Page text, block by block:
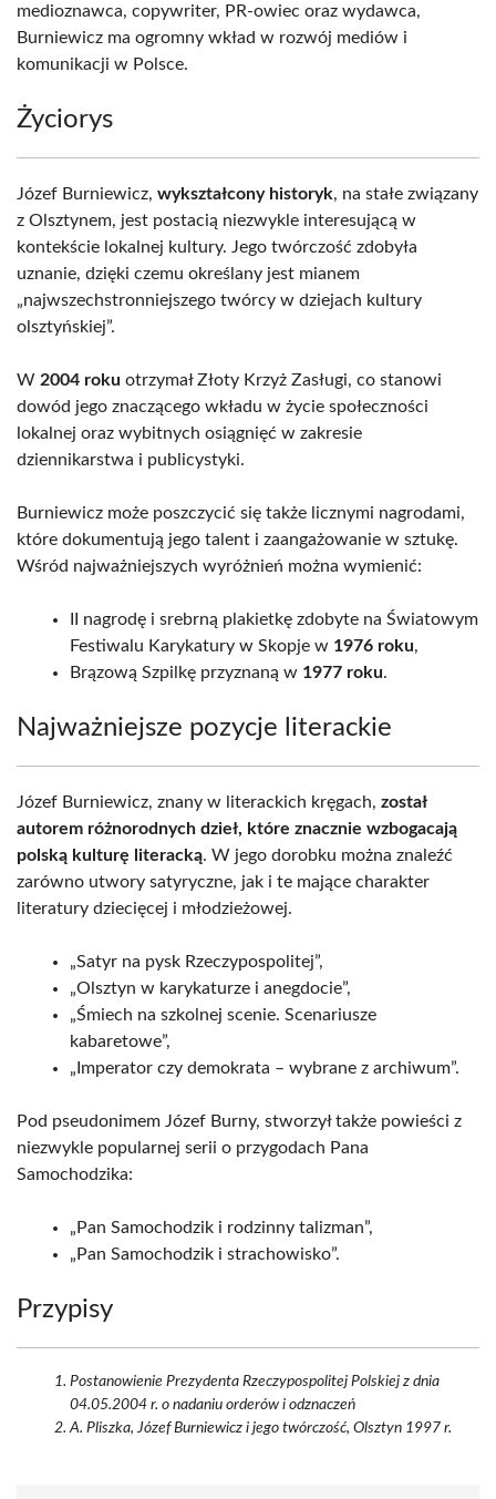
medioznawca, copywriter, PR-owiec oraz wydawca,
Burniewicz ma ogromny wkład w rozwój mediów i
komunikacji w Polsce.
Życiorys
Józef Burniewicz, wykształcony historyk, na stałe związany
z Olsztynem, jest postacią niezwykle interesującą w
kontekście lokalnej kultury. Jego twórczość zdobyła
uznanie, dzięki czemu określany jest mianem
„najwszechstronniejszego twórcy w dziejach kultury
olsztyńskiej”.
W 2004 roku otrzymał Złoty Krzyż Zasługi, co stanowi
dowód jego znaczącego wkładu w życie społeczności
lokalnej oraz wybitnych osiągnięć w zakresie
dziennikarstwa i publicystyki.
Burniewicz może poszczycić się także licznymi nagrodami,
które dokumentują jego talent i zaangażowanie w sztukę.
Wśród najważniejszych wyróżnień można wymienić:
II nagrodę i srebrną plakietkę zdobyte na Światowym
Festiwalu Karykatury w Skopje w 1976 roku,
Brązową Szpilkę przyznaną w 1977 roku.
Najważniejsze pozycje literackie
Józef Burniewicz, znany w literackich kręgach, został
autorem różnorodnych dzieł, które znacznie wzbogacają
polską kulturę literacką. W jego dorobku można znaleźć
zarówno utwory satyryczne, jak i te mające charakter
literatury dziecięcej i młodzieżowej.
„Satyr na pysk Rzeczypospolitej”,
„Olsztyn w karykaturze i anegdocie”,
„Śmiech na szkolnej scenie. Scenariusze
kabaretowe”,
„Imperator czy demokrata – wybrane z archiwum”.
Pod pseudonimem Józef Burny, stworzył także powieści z
niezwykle popularnej serii o przygodach Pana
Samochodzika:
„Pan Samochodzik i rodzinny talizman”,
„Pan Samochodzik i strachowisko”.
Przypisy
Postanowienie Prezydenta Rzeczypospolitej Polskiej z dnia
04.05.2004 r. o nadaniu orderów i odznaczeń
A. Pliszka, Józef Burniewicz i jego twórczość, Olsztyn 1997 r.